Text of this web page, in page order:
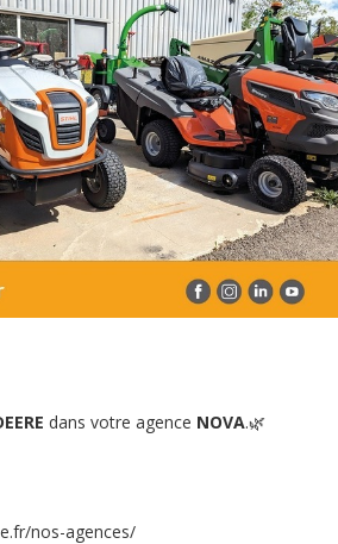
dans votre agence NOVA.🌿
nos-agences/